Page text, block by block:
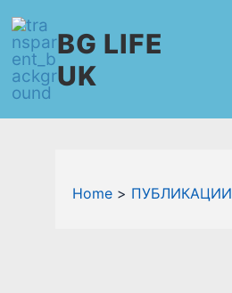
Skip
to
content
BG LIFE
UK
Home ПУБЛИКАЦИИ